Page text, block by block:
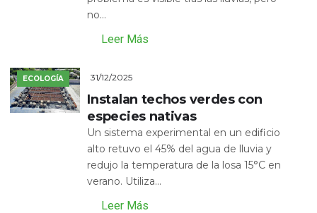
no...
Leer Más
ECOLOGÍA 31/12/2025
Instalan techos verdes con
especies nativas
Un sistema experimental en un edificio
alto retuvo el 45% del agua de lluvia y
redujo la temperatura de la losa 15°C en
verano. Utiliza...
Leer Más